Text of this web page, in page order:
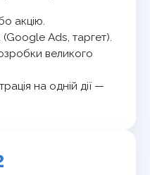
акцію.
Ads, таргет).
великого
на одній дії —